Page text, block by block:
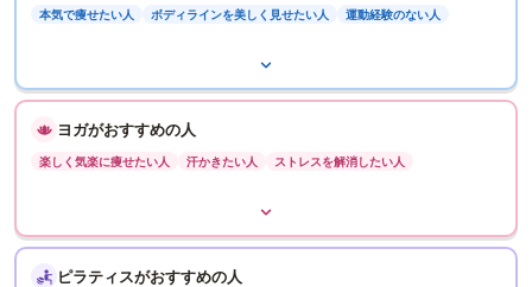
本気で痩せたい人 ボディラインを美しく見せたい人 運動経験のない人
ヨガがおすすめの人
楽しく気楽に痩せたい人 汗かきたい人 ストレスを解消したい人
ピラティスがおすすめの人